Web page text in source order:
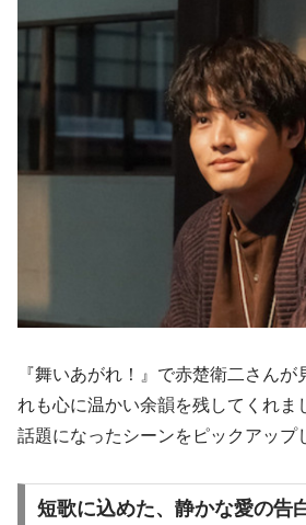
『舞いあがれ！』で赤楚衛二さん
れも心に温かい余韻を残してくれま
話題になったシーンをピックアップ
短歌に込めた、静かな愛の告